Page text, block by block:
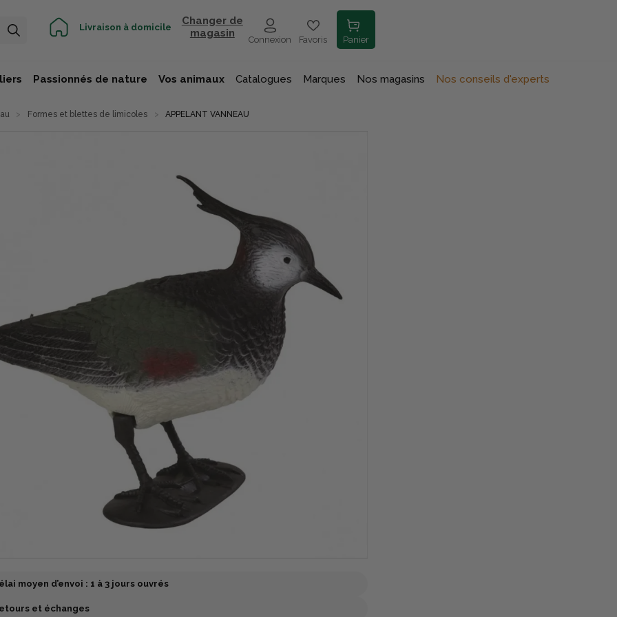
Livraison à domicile
Changer de
magasin
Connexion Favoris Panier
Passionnés de nature Vos animaux Catalogues Marques Nos magasins Nos conseils d'experts
Formes et blettes de limicoles APPELANT VANNEAU
moyen d’envoi : 1 à 3 jours ouvrés
et échanges